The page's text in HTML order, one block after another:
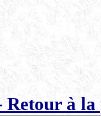
Retour à